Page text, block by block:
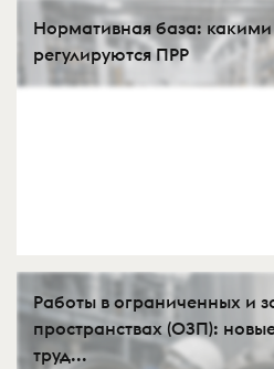
Нормативная база:
регулируются ПРР
Работы в ограниченных и
пространствах (ОЗП):
труд...